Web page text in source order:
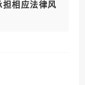
相应法律风